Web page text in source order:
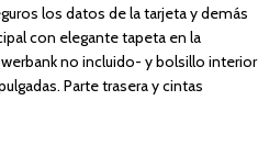
los datos de la tarjeta y demás
con elegante tapeta en la
no incluido- y bolsillo interior
Parte trasera y cintas